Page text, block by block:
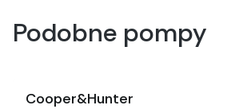
Podobne pompy
Cooper&Hunter